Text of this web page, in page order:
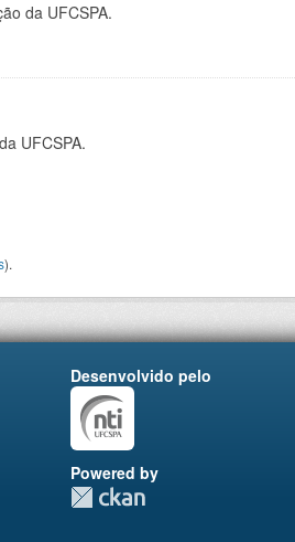
da UFCSPA.
UFCSPA.
).
Desenvolvido pelo
Powered by